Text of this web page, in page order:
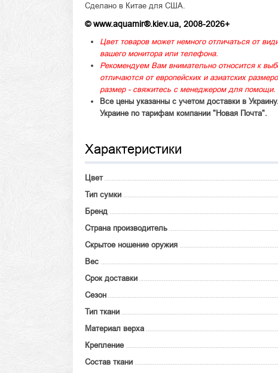
Сделано в Китае для США.
© www.aquamir®.kiev.ua, 2008-2026+
Цвет товаров может немного отличаться от
вашего монитора или телефона.
Рекомендуем Вам внимательно относится к
отличаются от европейских и азиатских
размер - свяжитесь с менеджером для помощи.
Все цены указанны с учетом доставки в
Украине по тарифам компании "Новая Почта".
Характеристики
Цвет
Тип сумки
Бренд
Страна производитель
Скрытое ношение оружия
Вес
Срок доставки
Сезон
Тип ткани
Материал верха
Крепление
Состав ткани